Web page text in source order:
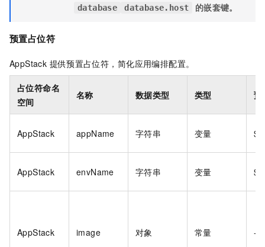
database database.host 的嵌套键。
预置占位符
AppStack 提供预置占位符，简化应用编排配置。
占位符命名
空间
名称 数据类型 类型 预
AppStack appName 字符串 变量
AppStack envName 字符串 变量
AppStack image 对象 常量 --